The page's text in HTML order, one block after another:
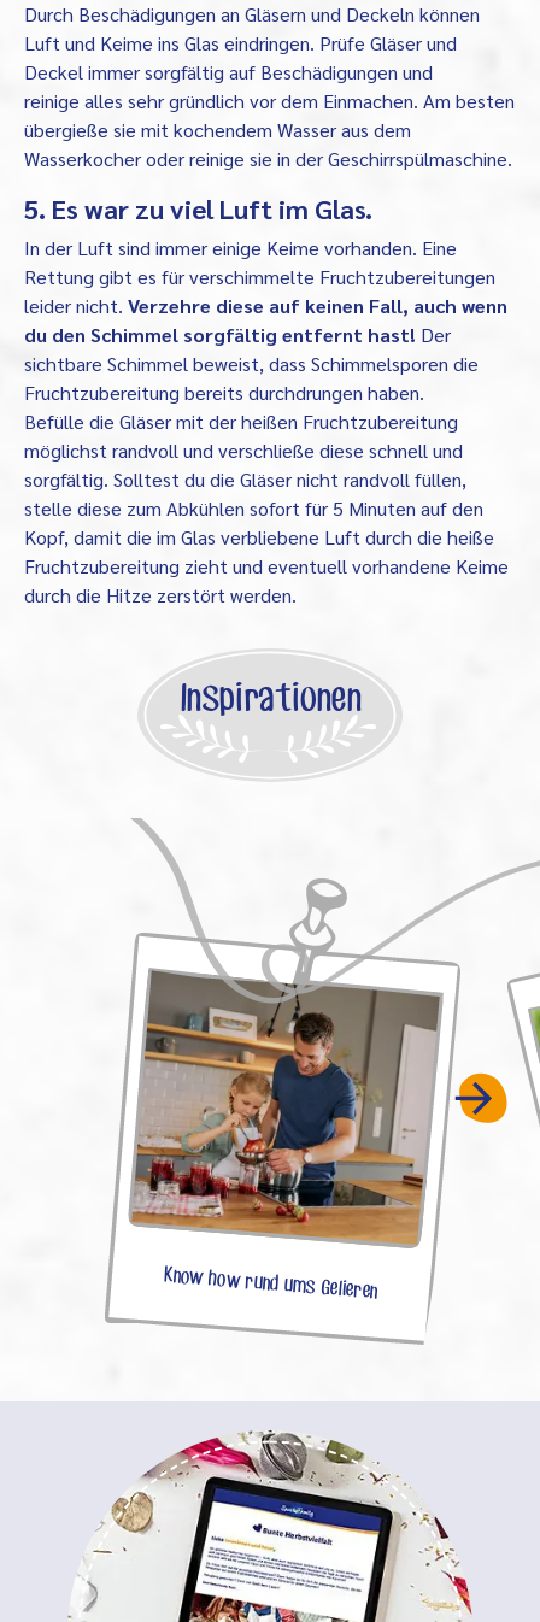
Durch Beschädigungen an Gläsern und Deckeln können
Luft und Keime ins Glas eindringen. Prüfe Gläser und
Deckel immer sorgfältig auf Beschädigungen und
reinige alles sehr gründlich vor dem Einmachen. Am besten
übergieße sie mit kochendem Wasser aus dem
Wasserkocher oder reinige sie in der Geschirrspülmaschine.
5. Es war zu viel Luft im Glas.
In der Luft sind immer einige Keime vorhanden. Eine
Rettung gibt es für verschimmelte Fruchtzubereitungen
leider nicht. Verzehre diese auf keinen Fall, auch wenn
du den Schimmel sorgfältig entfernt hast! Der
sichtbare Schimmel beweist, dass Schimmelsporen die
Fruchtzubereitung bereits durchdrungen haben.
Befülle die Gläser mit der heißen Fruchtzubereitung
möglichst randvoll und verschließe diese schnell und
sorgfältig. Solltest du die Gläser nicht randvoll füllen,
stelle diese zum Abkühlen sofort für 5 Minuten auf den
Kopf, damit die im Glas verbliebene Luft durch die heiße
Fruchtzubereitung zieht und eventuell vorhandene Keime
durch die Hitze zerstört werden.
Inspirationen
Know how rund ums Gelieren